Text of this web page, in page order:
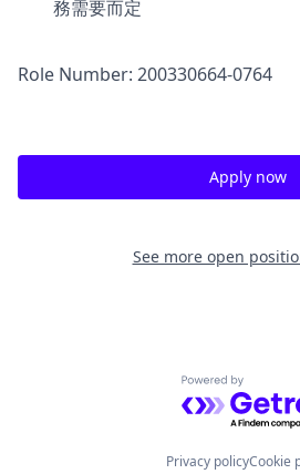
務需要而定
Role Number: 200330664-0764
Apply now
See more open
Powered by
Privacy policyCookie